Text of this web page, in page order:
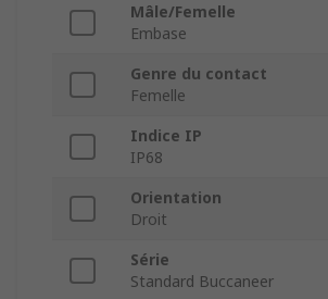
Mâle/Femelle
Embase
Genre du contact
Femelle
Indice IP
IP68
Orientation
Droit
Série
Standard Buccaneer